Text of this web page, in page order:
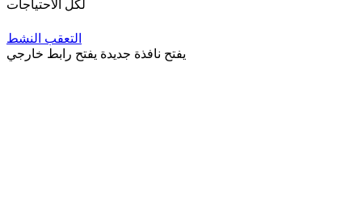
لكل الاحتياجات
التعقب النشط
يفتح نافذة جديدة يفتح رابط خارجي